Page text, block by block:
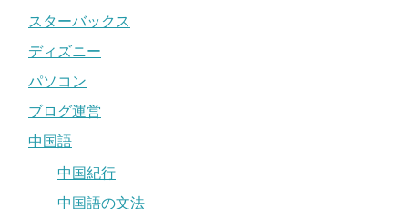
スターバックス
ディズニー
パソコン
ブログ運営
中国語
中国紀行
中国語の文法